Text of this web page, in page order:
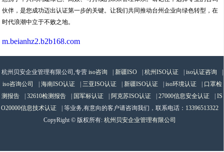
伙伴，是您成功迈出认证第一步的关键。让我们共同推动台州企业向绿色转型，在
时代浪潮中立于不败之地。
m.beianhz2.b2b168.com
杭州贝安企业管理有限公司,专营 iso咨询 新疆ISO 杭州ISO认证 iso认证咨询
iso咨询公司
海南ISO认证 三亚ISO认证 新疆ISO认证 iso环境认证
口罩检
测报告
32610检测报告 国军标认证 阿克苏ISO认证 27000信息安全认证
IS
O20000信息技术认证
| 等业务,有意向的客户请咨询我们，联系电话： 13396513322
CopyRight © 版权所有: 杭州贝安企业管理有限公司